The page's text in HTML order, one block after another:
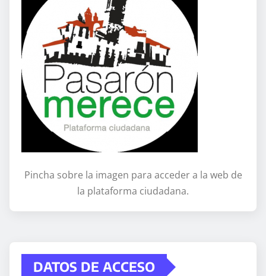
Pincha sobre la imagen para acceder a la web de
la plataforma ciudadana.
DATOS DE ACCESO